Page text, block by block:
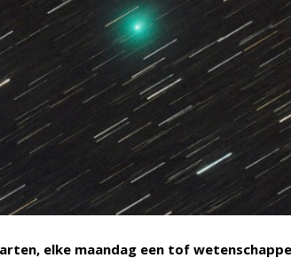
elke maandag een tof